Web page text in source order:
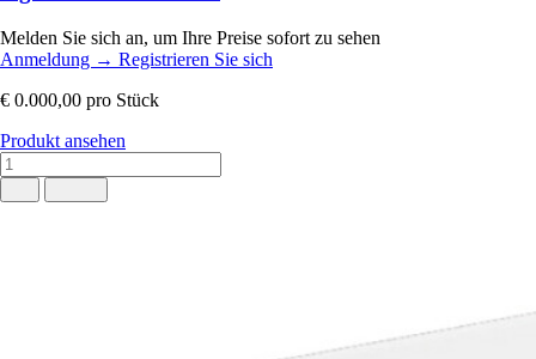
Melden Sie sich an, um Ihre Preise sofort zu sehen
Anmeldung → Registrieren Sie sich
€ 0.000,00 pro Stück
Produkt ansehen